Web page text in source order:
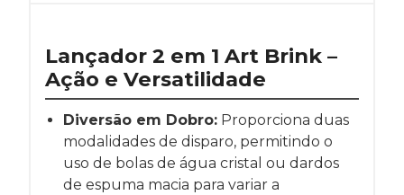
Lançador 2 em 1 Art Brink –
Ação e Versatilidade
Diversão em Dobro: Proporciona duas
modalidades de disparo, permitindo o
uso de bolas de água cristal ou dardos
de espuma macia para variar a